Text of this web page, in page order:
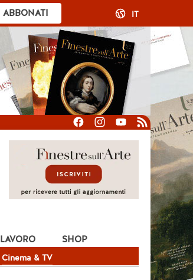
ABBONATI IT
Cinema & TV
LAVORO SHOP